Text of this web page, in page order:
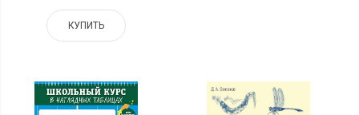
КУПИТЬ